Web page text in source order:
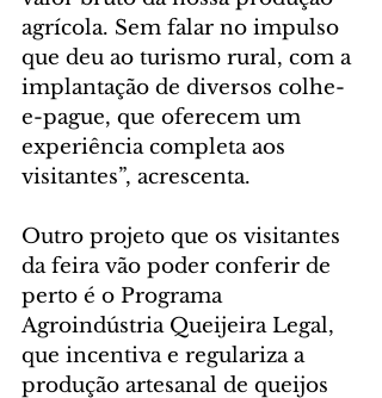
agrícola. Sem falar no impulso
que deu ao turismo rural, com a
implantação de diversos colhe-
e-pague, que oferecem um
experiência completa aos
visitantes”, acrescenta.
Outro projeto que os visitantes
da feira vão poder conferir de
perto é o Programa
Agroindústria Queijeira Legal,
que incentiva e regulariza a
produção artesanal de queijos